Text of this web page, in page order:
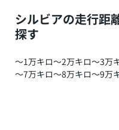
シルビアの走行距
探す
～1万キロ～2万キロ～3万
～7万キロ～8万キロ～9万